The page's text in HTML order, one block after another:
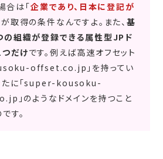
は「企業であり、日本に登記が
が取得の条件なんですよ。また、基
の組織が登録できる属性型JPド
だけです。例えば高速オフセット
offset.co.jp」を持ってい
たに「super-kousoku-
」のようなドメインを持つこと
す。